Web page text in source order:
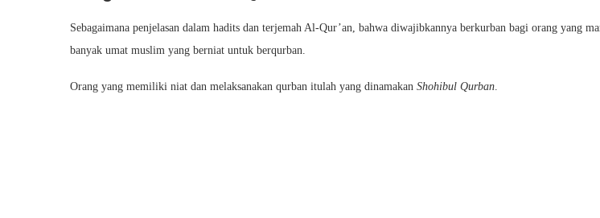
Sebagaimana penjelasan dalam hadits dan terjemah Al-Qur’an, bahwa diwajibkannya berkurban bagi orang yang
banyak umat muslim yang berniat untuk berqurban.
Orang yang memiliki niat dan melaksanakan qurban itulah yang dinamakan Shohibul Qurban.